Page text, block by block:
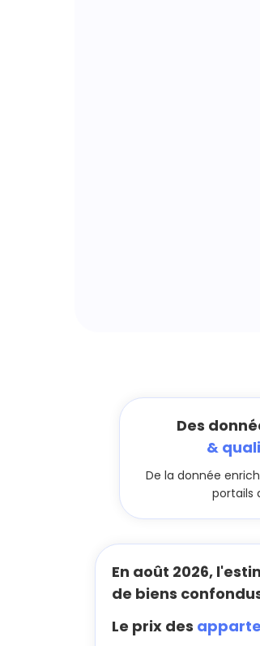
Des
&
De la donnée
portails
En août 2026,
de biens
Le prix des